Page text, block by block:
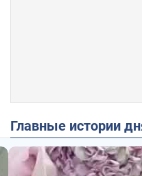
Главные истории